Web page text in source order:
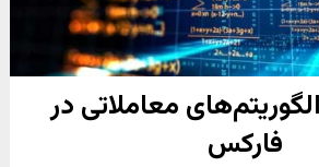
معاملاتی در
فارکس